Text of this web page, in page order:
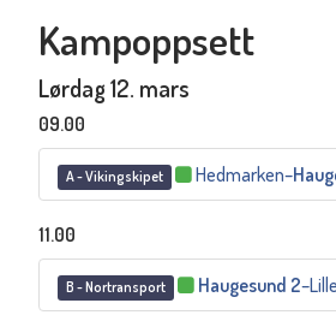
Kampoppsett
Lørdag 12. mars
09.00
A - Vikingskipet Hedmarken–
11.00
B - Nortransport Haugesund 2–